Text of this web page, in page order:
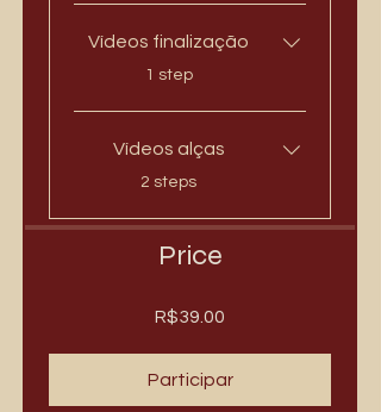
Vídeos finalização
.
1 step
Vídeos alças
.
2 steps
Price
R$39.00
Participar